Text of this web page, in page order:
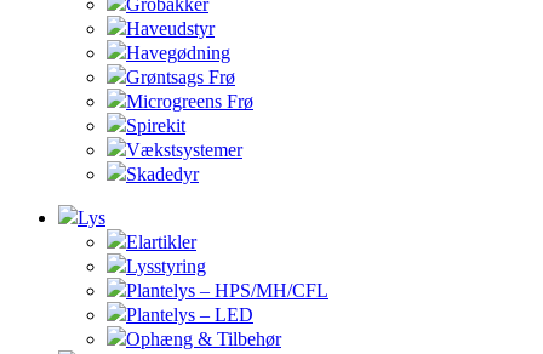
Grobakker
Haveudstyr
Havegødning
Grøntsags Frø
Microgreens Frø
Spirekit
Vækstsystemer
Skadedyr
Lys
Elartikler
Lysstyring
Plantelys – HPS/MH/CFL
Plantelys – LED
Ophæng & Tilbehør